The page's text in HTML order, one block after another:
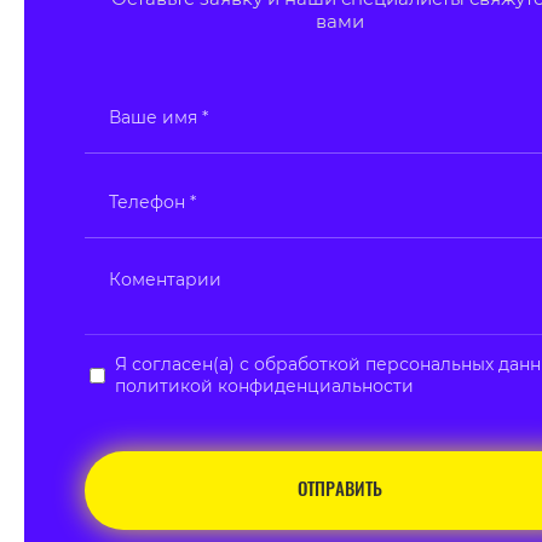
вами
Я согласен(а) с обработкой персональных
политикой конфиденциальности
ОТПРАВИТЬ